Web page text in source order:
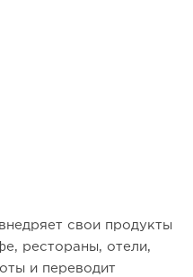
внедряет свои продукты
рестораны, отели,
и переводит